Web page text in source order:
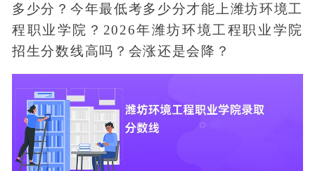
多少分？今年最低考多少分才能上潍坊环境工
程职业学院？2026年潍坊环境工程职业学院
招生分数线高吗？会涨还是会降？